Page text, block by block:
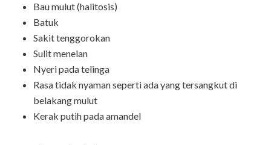
Bau mulut (halitosis)
Batuk
Sakit tenggorokan
Sulit menelan
Nyeri pada telinga
Rasa tidak nyaman seperti ada yang tersangkut di
belakang mulut
Kerak putih pada amandel